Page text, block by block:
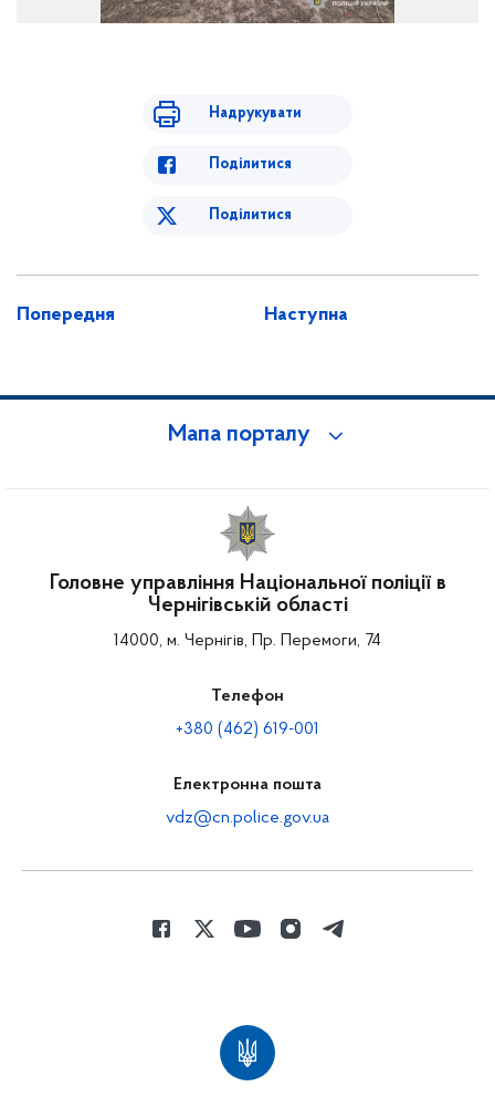
Надрукувати
Поділитися
Поділитися
Попередня Наступна
Мапа порталу
Головне управління Національної поліції в
Чернігівській області
14000, м. Чернігів, Пр. Перемоги, 74
Телефон
+380 (462) 619-001
Електронна пошта
vdz@cn.police.gov.ua